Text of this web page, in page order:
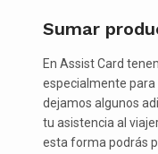
Sumar
En Assist Card
especialmente para
dejamos algunos
tu asistencia al
esta forma podrás